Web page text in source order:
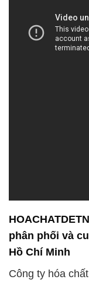
phân phối và
Hồ Chí Minh
Công ty hóa